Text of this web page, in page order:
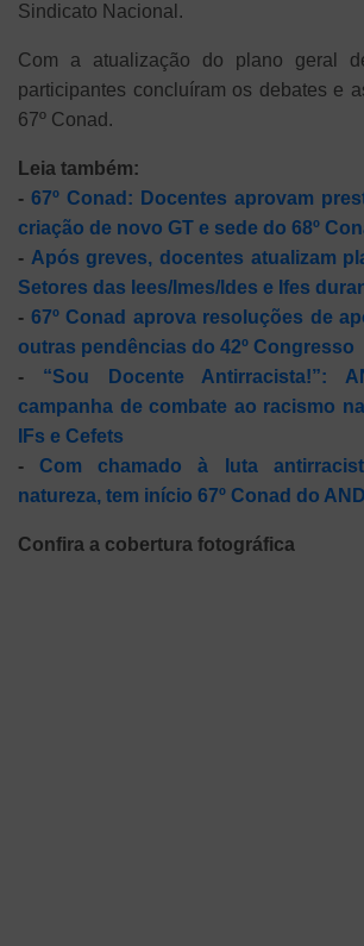
Sindicato Nacional.
Com a atualização do plano geral
participantes concluíram os debates e
67º Conad.
Leia também:
- 67º Conad: Docentes aprovam
criação de novo GT e sede do 68º
- Após greves, docentes atualizam
Setores das Iees/Imes/Ides e Ifes
- 67º Conad aprova resoluções de
outras pendências do 42º Congresso
- “Sou Docente Antirracista!”:
campanha de combate ao racismo
IFs e Cefets
-Com chamado à luta
natureza, tem início 67º Conad do
Confira a cobertura fotográfica